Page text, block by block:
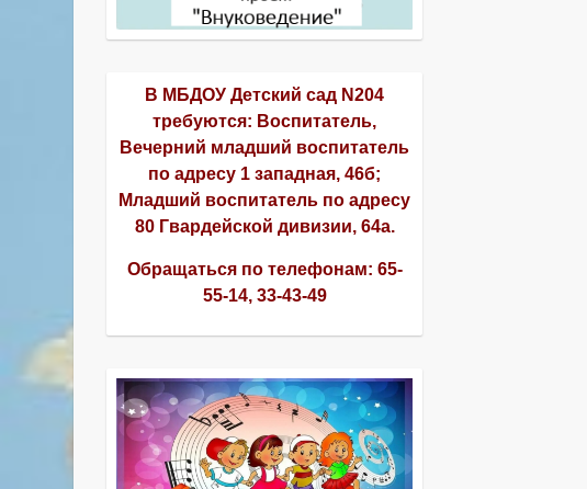
В МБДОУ Детский сад N204
требуются: Воспитатель,
Вечерний младший воспитатель
по адресу 1 западная, 46б;
Младший воспитатель по адресу
80 Гвардейской дивизии, 64а.
Обращаться по телефонам: 65-
55-14, 33-43-49